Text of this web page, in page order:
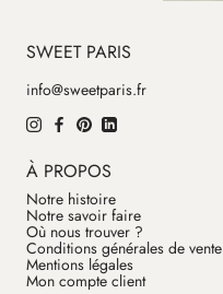
SWEET PARIS
info@sweetparis.fr
À PROPOS
Notre histoire
Notre savoir faire
Où nous trouver ?
Conditions générales de vente
Mentions légales
Mon compte client